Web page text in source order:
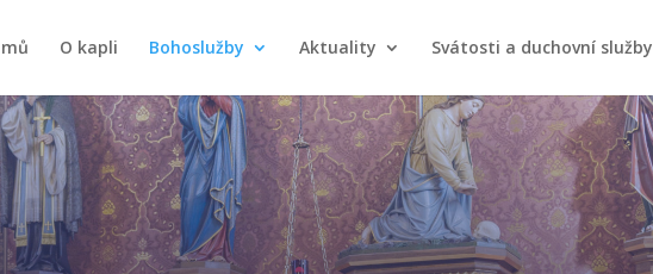
O kapli Bohoslužby Aktuality Svátosti a duchovní služby